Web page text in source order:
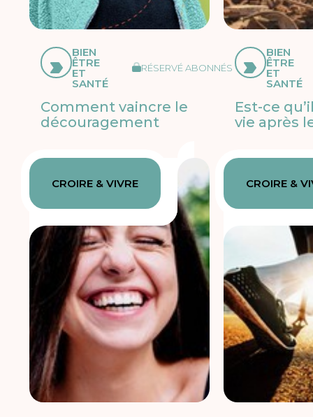
BIEN
ÊTRE
ET
SANTÉ
RÉSERVÉ ABONNÉS
Comment vaincre le
découragement
BIEN
ÊTRE
ET
SANTÉ
Est-ce
vie après
CROIRE & VIVRE CROIRE &